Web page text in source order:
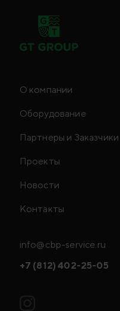
О компании
Оборудование
Партнеры и Заказчики
Проекты
Новости
Контакты
info@cbp-service.ru
+7 (812) 402-25-05